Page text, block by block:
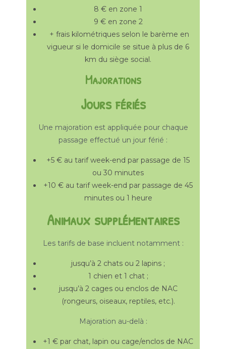
8 € en zone 1
9 € en zone 2
+ frais kilométriques selon le barème en
vigueur si le domicile se situe à plus de 6
km du siège social.
Majorations
Jours fériés
Une majoration est appliquée pour chaque
passage effectué un jour férié :
+5 € au tarif week-end par passage de 15
ou 30 minutes
+10 € au tarif week-end par passage de 45
minutes ou 1 heure
Animaux supplémentaires
Les tarifs de base incluent notamment :
jusqu’à 2 chats ou 2 lapins ;
1 chien et 1 chat ;
jusqu’à 2 cages ou enclos de NAC
(rongeurs, oiseaux, reptiles, etc.).
Majoration au-delà :
+1 € par chat, lapin ou cage/enclos de NAC